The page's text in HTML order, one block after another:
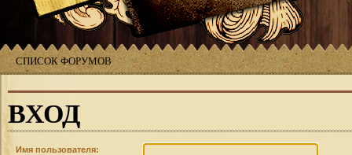
СПИСОК ФОРУМОВ
ВХОД
Имя пользователя: